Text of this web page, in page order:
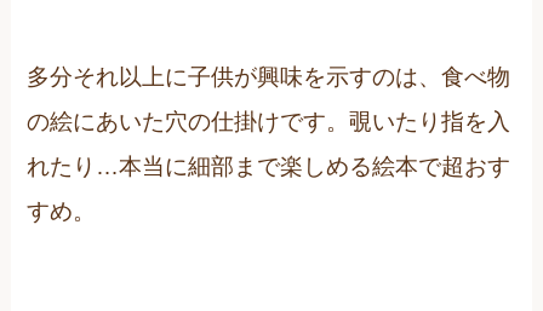
多分それ以上に子供が興味を示すのは、食べ物
の絵にあいた穴の仕掛けです。覗いたり指を入
れたり…本当に細部まで楽しめる絵本で超おす
すめ。